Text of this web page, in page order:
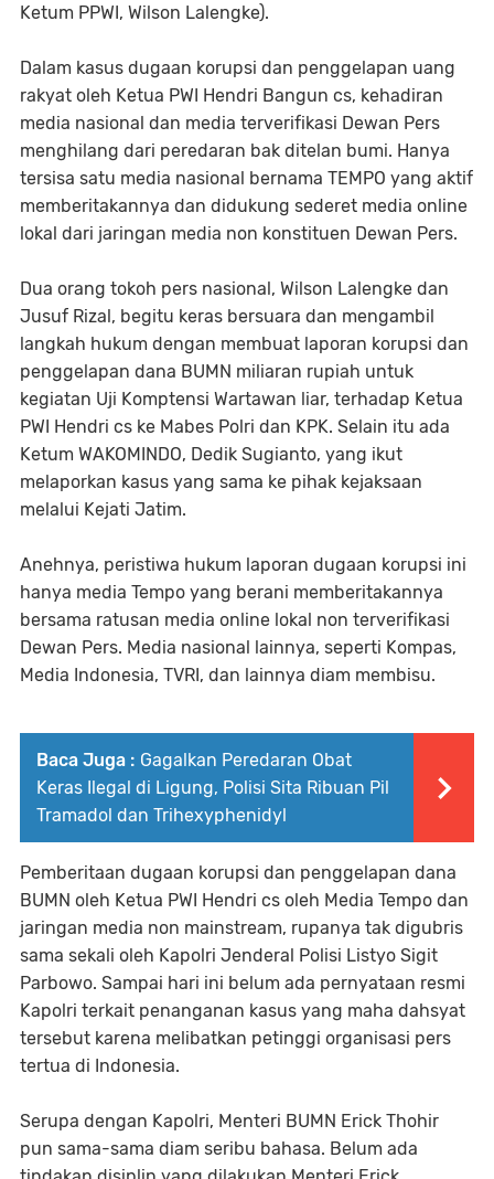
Ketum PPWI, Wilson Lalengke).
Dalam kasus dugaan korupsi dan penggelapan uang
rakyat oleh Ketua PWI Hendri Bangun cs, kehadiran
media nasional dan media terverifikasi Dewan Pers
menghilang dari peredaran bak ditelan bumi. Hanya
tersisa satu media nasional bernama TEMPO yang aktif
memberitakannya dan didukung sederet media online
lokal dari jaringan media non konstituen Dewan Pers.
Dua orang tokoh pers nasional, Wilson Lalengke dan
Jusuf Rizal, begitu keras bersuara dan mengambil
langkah hukum dengan membuat laporan korupsi dan
penggelapan dana BUMN miliaran rupiah untuk
kegiatan Uji Komptensi Wartawan liar, terhadap Ketua
PWI Hendri cs ke Mabes Polri dan KPK. Selain itu ada
Ketum WAKOMINDO, Dedik Sugianto, yang ikut
melaporkan kasus yang sama ke pihak kejaksaan
melalui Kejati Jatim.
Anehnya, peristiwa hukum laporan dugaan korupsi ini
hanya media Tempo yang berani memberitakannya
bersama ratusan media online lokal non terverifikasi
Dewan Pers. Media nasional lainnya, seperti Kompas,
Media Indonesia, TVRI, dan lainnya diam membisu.
Baca Juga : Gagalkan Peredaran Obat
Keras Ilegal di Ligung, Polisi Sita Ribuan Pil
Tramadol dan Trihexyphenidyl
Pemberitaan dugaan korupsi dan penggelapan dana
BUMN oleh Ketua PWI Hendri cs oleh Media Tempo dan
jaringan media non mainstream, rupanya tak digubris
sama sekali oleh Kapolri Jenderal Polisi Listyo Sigit
Parbowo. Sampai hari ini belum ada pernyataan resmi
Kapolri terkait penanganan kasus yang maha dahsyat
tersebut karena melibatkan petinggi organisasi pers
tertua di Indonesia.
Serupa dengan Kapolri, Menteri BUMN Erick Thohir
pun sama-sama diam seribu bahasa. Belum ada